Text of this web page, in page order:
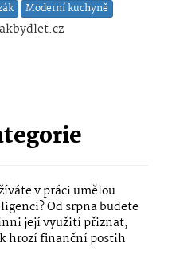
Moderní kuchyně
v práci umělou
Od srpna budete
její využití přiznat,
hrozí finanční postih